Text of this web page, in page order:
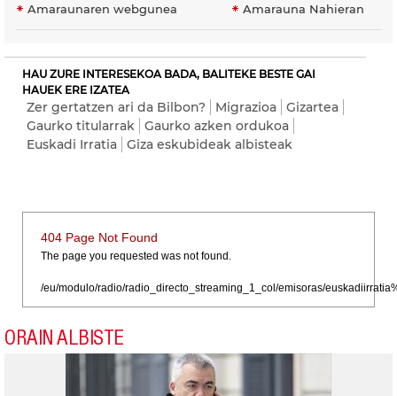
Amaraunaren webgunea Amarauna Nahieran
HAU ZURE INTERESEKOA BADA, BALITEKE BESTE GAI
HAUEK ERE IZATEA
Zer gertatzen ari da Bilbon? Migrazioa
Gizartea
Gaurko titularrak
Gaurko azken ordukoa
Euskadi Irratia
Giza eskubideak albisteak
404 Page Not Found
The page you requested was not found.
/eu/modulo/radio/radio_directo_streaming_1_col/emisoras/
ORAIN ALBISTE